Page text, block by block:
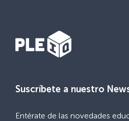
Suscríbete a nuestro
Entérate de las novedades